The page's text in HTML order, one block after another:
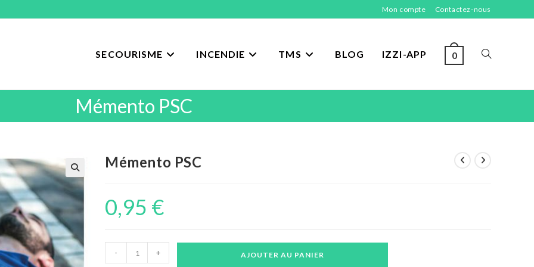
Mon compte Contactez-nous
SECOURISME INCENDIE TMS BLOG IZZI-APP 0 TOGGLE
Mémento PSC
Mémento PSC
0,95 €
de
- + AJOUTER AU PANIER